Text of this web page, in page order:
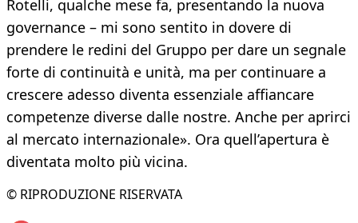
Rotelli, qualche mese fa, presentando la nuova
governance – mi sono sentito in dovere di
prendere le redini del Gruppo per dare un segnale
forte di continuità e unità, ma per continuare a
crescere adesso diventa essenziale affiancare
competenze diverse dalle nostre. Anche per aprirci
al mercato internazionale». Ora quell’apertura è
diventata molto più vicina.
© RIPRODUZIONE RISERVATA